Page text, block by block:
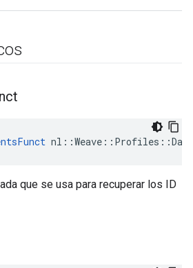
que se usa para recuperar los ID